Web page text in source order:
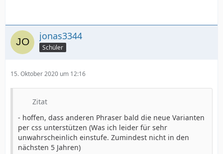
jonas3344
Schüler
15. Oktober 2020 um 12:16
Zitat
- hoffen, dass anderen Phraser bald die neue Varianten
per css unterstützen (Was ich leider für sehr
unwahrscheinlich einstufe. Zumindest nicht in den
nächsten 5 Jahren)